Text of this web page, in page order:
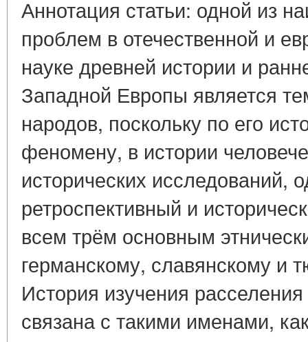
Аннотация статьи: одной из
проблем в отечественной и
науке древней истории и
Западной Европы является
народов, поскольку по его
феномену, в истории
исторических исследований,
ретроспективный и
всем трём основным
германскому, славянскому и
История изучения
связана с такими именами,